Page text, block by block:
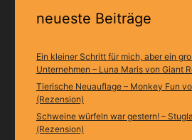
neueste Beiträge
Ein kleiner Schritt für mich, aber ein
Unternehmen – Luna Maris von Giant
Tierische Neuauflage – Monkey Fun
(Rezension)
Schweine würfeln war gestern! –
(Rezension)